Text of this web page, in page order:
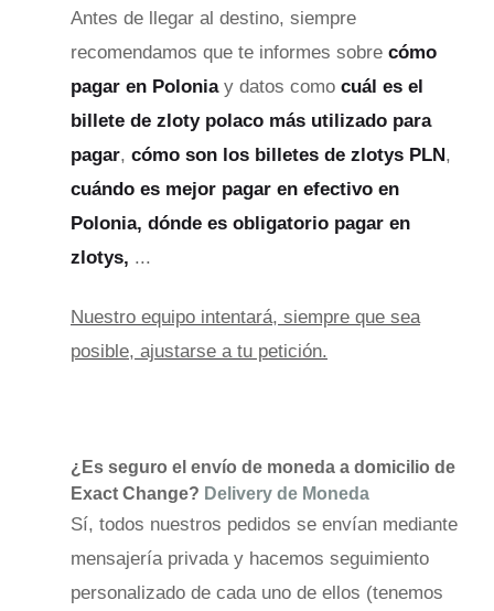
Antes de llegar al destino, siempre
recomendamos que te informes sobre cómo
pagar en Polonia y datos como cuál es el
billete de zloty polaco más utilizado para
pagar, cómo son los billetes de zlotys PLN,
cuándo es mejor pagar en efectivo en
Polonia, dónde es obligatorio pagar en
zlotys, ...
Nuestro equipo intentará, siempre que sea
posible, ajustarse a tu petición.
¿Es seguro el envío de moneda a domicilio de
Exact Change? Delivery de Moneda
Sí, todos nuestros pedidos se envían mediante
mensajería privada y hacemos seguimiento
personalizado de cada uno de ellos (tenemos